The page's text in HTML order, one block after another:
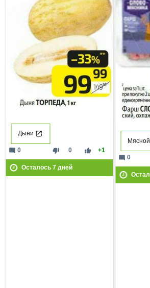
Дыни
thumb_down 0 thumb_up +1
mode_comment 0
Осталось 7дней
mode_comment 0